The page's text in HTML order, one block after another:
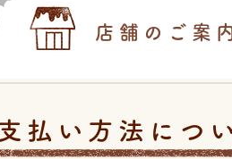
店舗のご案
払い方法につ